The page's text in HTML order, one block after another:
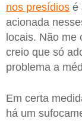
nos presídios é
acionada
locais. Não me
creio que só
problema a
Em certa
há um